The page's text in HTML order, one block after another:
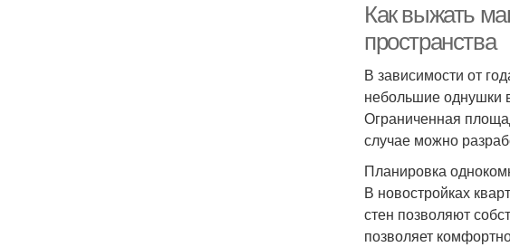
Как выжать
пространства
В зависимости от
небольшие однушки
Ограниченная
случае можно
Планировка
В новостройках
стен позволяют
позволяет